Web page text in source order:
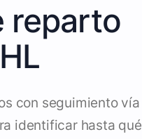
reparto
con seguimiento vía
identificar hasta qué